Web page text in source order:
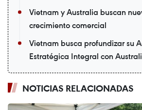
Vietnam y Australia buscan
crecimiento comercial
Vietnam busca profundizar su
Estratégica Integral con
NOTICIAS RELACIONADAS